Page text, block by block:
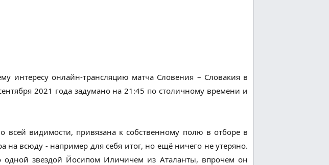
интересу онлайн-трансляцию матча Словения – Словакия в
2021 года задумано на 21:45 по столичному времени и
всей видимости, привязана к собственному полю в отборе в
всюду - например для себя итог, но ещё ничего не утеряно.
одной звездой Йосипом Иличичем из Аталанты, впрочем он